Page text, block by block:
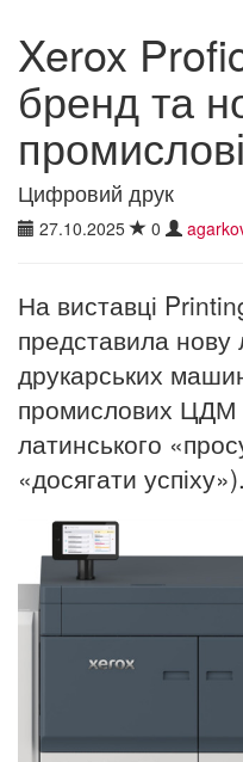
Xerox
бренд та
Цифровий друк
27.10.2025 0
На виставці
представила нову
друкарських
промислових
латинського
«досягати успіху»).